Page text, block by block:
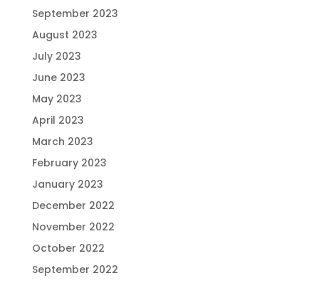
September 2023
August 2023
July 2023
June 2023
May 2023
April 2023
March 2023
February 2023
January 2023
December 2022
November 2022
October 2022
September 2022